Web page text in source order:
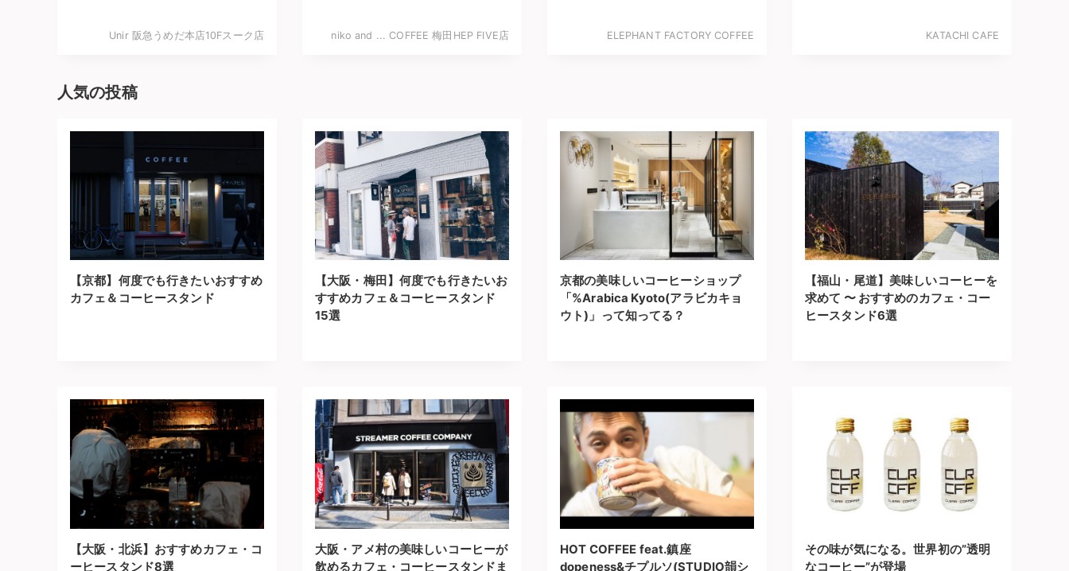
Unir 阪急うめだ本店10Fスーク店 niko and ... COFFEE 梅田HEP FIVE店 ELEPHANT FACTORY COFFEE KATACHI CAFE
人気の投稿
【京都】何度でも行きたいおすすめ
カフェ＆コーヒースタンド
【大阪・梅田】何度でも行きたいお
すすめカフェ＆コーヒースタンド
15選
京都の美味しいコーヒーショップ
「%Arabica Kyoto(アラビカキョ
ウト)」って知ってる？
【福山・尾道】美味しいコーヒーを
求めて 〜 おすすめのカフェ・コー
ヒースタンド6選
【大阪・北浜】おすすめカフェ・コ
ーヒースタンド8選
大阪・アメ村の美味しいコーヒーが
飲めるカフェ・コーヒースタンドま
HOT COFFEE feat.鎮座
dopeness&チプルソ(STUDIO韻シ
その味が気になる。世界初の”透明
なコーヒー”が登場